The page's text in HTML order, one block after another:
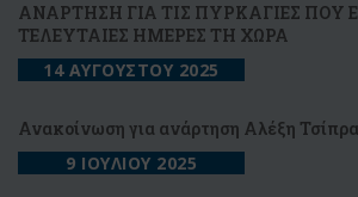
ΑΝΑΡΤΗΣΗ ΓΙΑ ΤΙΣ ΠΥΡΚΑΓΙΕΣ ΠΟΥ
ΤΕΛΕΥΤΑΙΕΣ ΗΜΕΡΕΣ ΤΗ ΧΩΡΑ
14 ΑΥΓΟΥΣΤΟΥ 2025
Ανακοίνωση για ανάρτηση Αλέξη Τσίπρα
9 ΙΟΥΛΙΟΥ 2025